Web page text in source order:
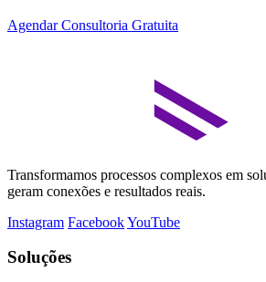
Agendar Consultoria Gratuita
Transformamos processos complexos em
geram conexões e resultados reais.
Instagram FacebookYouTube
Soluções